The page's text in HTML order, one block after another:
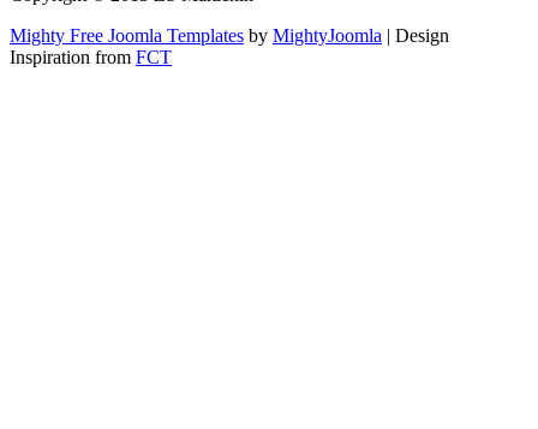
Mighty Free Joomla Templates by MightyJoomla | Design
Inspiration from FCT